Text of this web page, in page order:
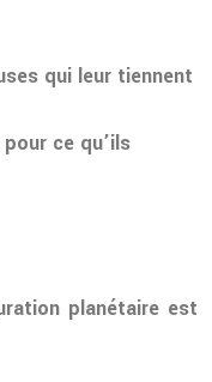
qui leur tiennent
ce qu’ils
planétaire est